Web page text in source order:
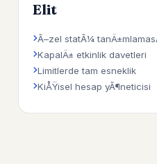
Elit
Ã–zel statÃ¼
KapalÄ± etkinlik davetleri
Limitlerde tam esneklik
KiÅŸisel hesap yÃ¶neticisi